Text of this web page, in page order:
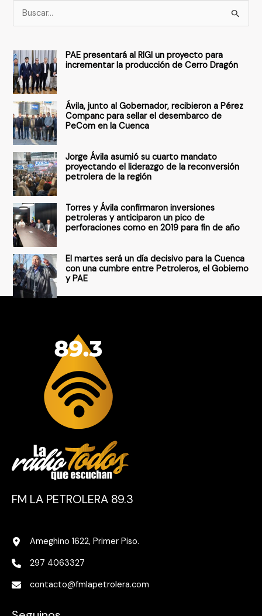
u
c
a
r
o
r
:
PAE presentará al RIGI un proyecto para
incrementar la producción de Cerro Dragón
Ávila, junto al Gobernador, recibieron a Pérez
Companc para sellar el desembarco de
PeCom en la Cuenca
Jorge Ávila asumió su cuarto mandato
proyectando el liderazgo de la reconversión
petrolera de la región
Torres y Ávila confirmaron inversiones
petroleras y anticiparon un pico de
perforaciones como en 2019 para fin de año
El martes será un día decisivo para la Cuenca
con una cumbre entre Petroleros, el Gobierno
y PAE
FM LA PETROLERA 89.3
Ameghino 1622, Primer Piso.
297 4063327
contacto@fmlapetrolera.com